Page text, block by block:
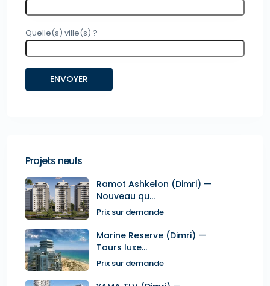
Quelle(s) ville(s) ?
Projets neufs
Ramot Ashkelon (Dimri) —
Nouveau qu...
Prix sur demande
Marine Reserve (Dimri) —
Tours luxe...
Prix sur demande